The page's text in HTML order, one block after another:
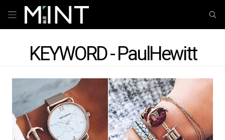
KEYWORD - PaulHewitt